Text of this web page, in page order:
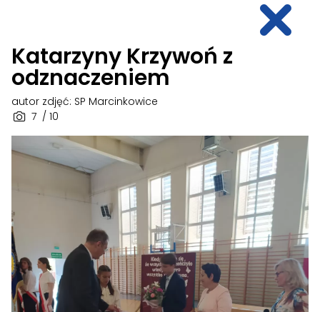
Katarzyny Krzywoń z
odznaczeniem
7 / 10
autor zdjęć: SP Marcinkowice